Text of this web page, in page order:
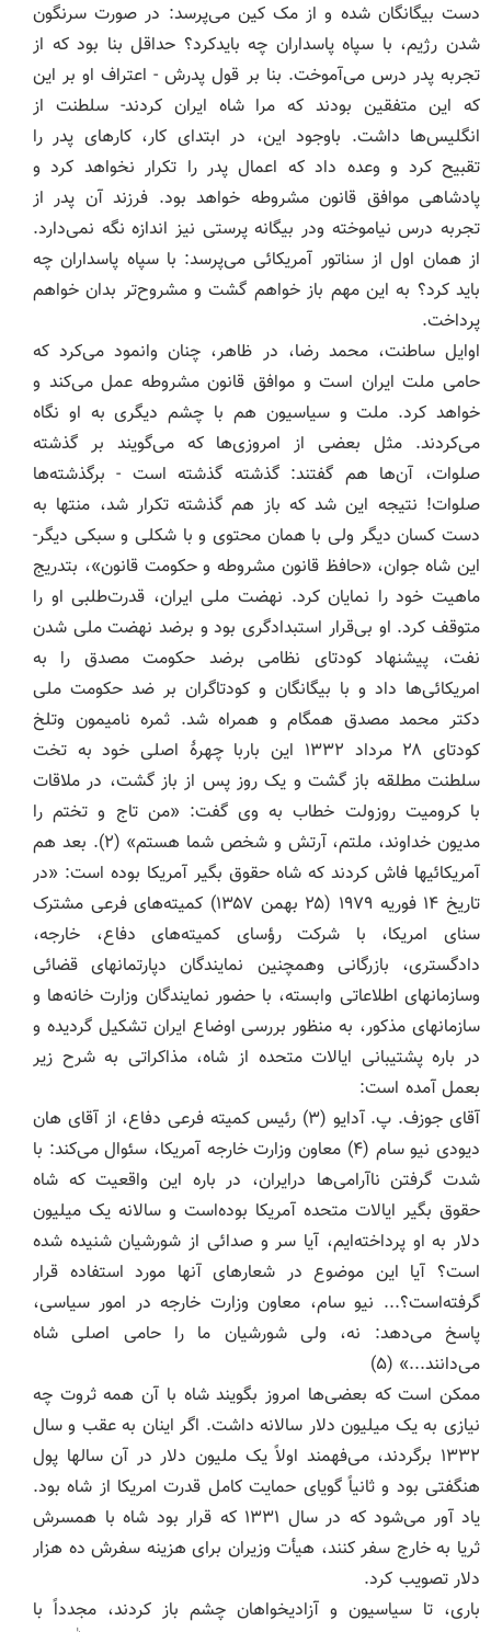
دست بیگانگان شده و از مک کین می‌پرسد: در صورت سرنگون
شدن رژیم، با سپاه پاسداران چه بایدکرد؟ حداقل بنا بود که از
تجربه پدر درس می‌آموخت. بنا بر قول پدرش - اعتراف او بر این
که این متفقین بودند که مرا شاه ایران کردند- سلطنت از
انگلیس‌ها داشت. باوجود این، در ابتدای کار، کارهای پدر را
تقبیح کرد و وعده داد که اعمال پدر را تکرار نخواهد کرد و
پادشاهی موافق قانون مشروطه خواهد بود. فرزند آن پدر از
تجربه درس نیاموخته ودر بیگانه پرستی نیز اندازه نگه نمی‌دارد.
از همان اول از سناتور آمریکائی‌ می‌پرسد: با سپاه پاسداران چه
باید کرد؟ به این مهم باز خواهم گشت و مشروح‌تر بدان خواهم
پرداخت.
اوایل ساطنت، محمد رضا، در ظاهر، چنان وانمود می‌کرد که
حامی ملت ایران است و موافق قانون مشروطه عمل می‌کند و
خواهد کرد. ملت و سیاسیون هم با چشم دیگری به او نگاه
می‌کردند. مثل بعضی از امروزی‌ها که می‌گویند بر گذشته
صلوات، آن‌ها هم گفتند: گذشته گذشته است - برگذشته‌ها
صلوات! نتیجه این شد که باز هم گذشته تکرار شد، منتها به
دست کسان دیگر ولی با همان محتوی و با شکلی و سبکی دیگر-
این شاه جوان، «حافظ قانون مشروطه و حکومت قانون»، بتدریج
ماهیت خود را نمایان کرد. نهضت ملی ایران، قدرت‌طلبی او را
متوقف کرد. او بی‌قرار استبدادگری بود و برضد نهضت ملی شدن
نفت، پیشنهاد کودتای نظامی برضد حکومت مصدق را به
امریکائی‌ها داد و با بیگانگان و کودتاگران بر ضد حکومت ملی
دکتر محمد مصدق همگام و همراه شد. ثمره نامیمون وتلخ
کودتای ۲۸ مرداد ۱۳۳۲ این باربا چهرۀ اصلی خود به تخت
سلطنت مطلقه باز گشت و یک روز پس از باز گشت، در ملاقات
با کرومیت روزولت خطاب به وی گفت: «من تاج و تختم را
مدیون خداوند، ملتم، آرتش و شخص شما هستم» (۲). بعد هم
آمریکائیها فاش کردند که شاه حقوق بگیر آمریکا بوده است: «در
تاریخ ۱۴ فوریه ۱۹۷۹ (۲۵ بهمن ۱۳۵۷) کمیته‌های فرعی مشترک
سنای امریکا، با شرکت رؤسای کمیته‌های دفاع، خارجه،
دادگستری، بازرگانی وهمچنین نمایندگان دپارتمانهای قضائی
وسازمانهای اطلاعاتی وابسته، با حضور نمایندگان وزارت خانه‌ها و
سازمانهای مذکور، به منظور بررسی اوضاع ایران تشکیل گردیده و
در باره پشتیبانی ایالات متحده از شاه، مذاکراتی به شرح زیر
بعمل آمده است:
آقای جوزف. پ. آدایو (۳) رئیس کمیته فرعی دفاع، از آقای هان
دیودی نیو سام (۴) معاون وزارت خارجه آمریکا، سئوال می‌کند: با
شدت گرفتن ناآرامی‌ها درایران، در باره این واقعیت که شاه
حقوق بگیر ایالات متحده آمریکا بوده‌است و سالانه یک میلیون
دلار به او پرداخته‌ایم، آیا سر و صدائی از شورشیان شنیده شده
است؟ آیا این موضوع در شعارهای آنها مورد استفاده قرار
گرفته‌است؟... نیو سام، معاون وزارت خارجه در امور سیاسی،
پاسخ می‌دهد: نه، ولی شورشیان ما را حامی اصلی شاه
می‌دانند...» (۵)
ممکن است که بعضی‌ها امروز بگویند شاه با آن همه ثروت چه
نیازی به یک میلیون دلار سالانه داشت. اگر اینان به عقب و سال
۱۳۳۲ برگردند، می‌فهمند اولاً یک ملیون دلار در آن سالها پول
هنگفتی بود و ثانیاً گویای حمایت کامل قدرت امریکا از شاه بود.
یاد آور می‌‌شود که در سال ۱۳۳۱ که قرار بود شاه با همسرش
ثریا به خارج سفر کنند، هیأت وزیران برای هزینه سفرش ده هزار
دلار تصویب کرد.
باری، تا سیاسیون و آزادیخواهان چشم باز کردند، مجدداً با